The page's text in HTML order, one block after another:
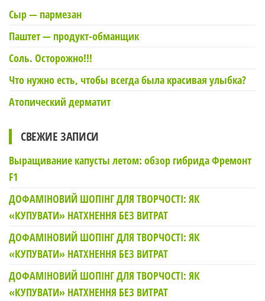
Сыр — пармезан
Паштет — продукт-обманщик
Соль. Осторожно!!!
Что нужно есть, чтобы всегда была красивая улыбка?
Атопический дерматит
СВЕЖИЕ ЗАПИСИ
Выращивание капусты летом: обзор гибрида Фремонт
F1
ДОФАМІНОВИЙ ШОПІНГ ДЛЯ ТВОРЧОСТІ: ЯК
«КУПУВАТИ» НАТХНЕННЯ БЕЗ ВИТРАТ
ДОФАМІНОВИЙ ШОПІНГ ДЛЯ ТВОРЧОСТІ: ЯК
«КУПУВАТИ» НАТХНЕННЯ БЕЗ ВИТРАТ
ДОФАМІНОВИЙ ШОПІНГ ДЛЯ ТВОРЧОСТІ: ЯК
«КУПУВАТИ» НАТХНЕННЯ БЕЗ ВИТРАТ